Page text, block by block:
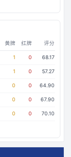
黄牌 红牌 评分
1 0 68.17
1 0 57.27
0 0 64.90
0 0 67.90
0 0 70.10